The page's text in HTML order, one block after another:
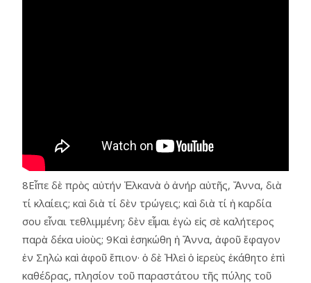
8Εἶπε δὲ πρὸς αὐτήν Ἐλκανὰ ὁ ἀνήρ αὐτῆς, Ἄννα, διὰ
τί κλαίεις; καὶ διὰ τί δὲν τρώγεις; καὶ διὰ τί ἡ καρδία
σου εἶναι τεθλιμμένη; δὲν εἶμαι ἐγὼ εἰς σὲ καλήτερος
παρὰ δέκα υἱοὺς; 9Καὶ ἐσηκώθη ἡ Ἄννα, ἀφοῦ ἔφαγον
ἐν Σηλὼ καὶ ἀφοῦ ἔπιον· ὁ δὲ Ἠλεὶ ὁ ἱερεὺς ἐκάθητο ἐπὶ
καθέδρας, πλησίον τοῦ παραστάτου τῆς πύλης τοῦ